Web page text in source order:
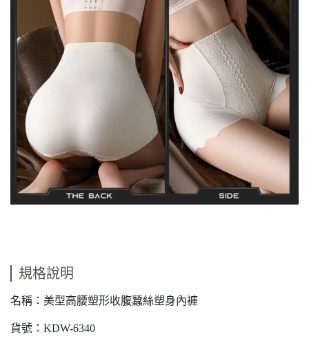
規格說明
名稱：美型高腰塑形收腹蠶絲塑身內褲
貨號：KDW-6340